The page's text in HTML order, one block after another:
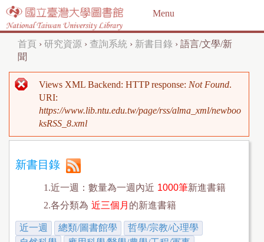
Jump to navigation
Menu
您
在
首頁 › 研究資源 › 查詢系統 › 新書目錄 › 語言/文學/新
聞
錯
誤
訊
息
Views XML Backend: HTTP response: Not Found.
URI:
https://www.lib.ntu.edu.tw/page/rss/alma_xml/newboo
ksRSS_8.xml
新書目錄
1.近一週：數量為一週內近 1000筆新進書籍
2.各分類為 近三個月 的新進書籍
近一週 總類/圖書館學
哲學/宗教/心理學